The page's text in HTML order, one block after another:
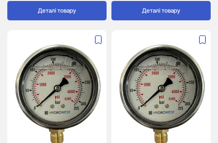
Деталі товару Деталі товару